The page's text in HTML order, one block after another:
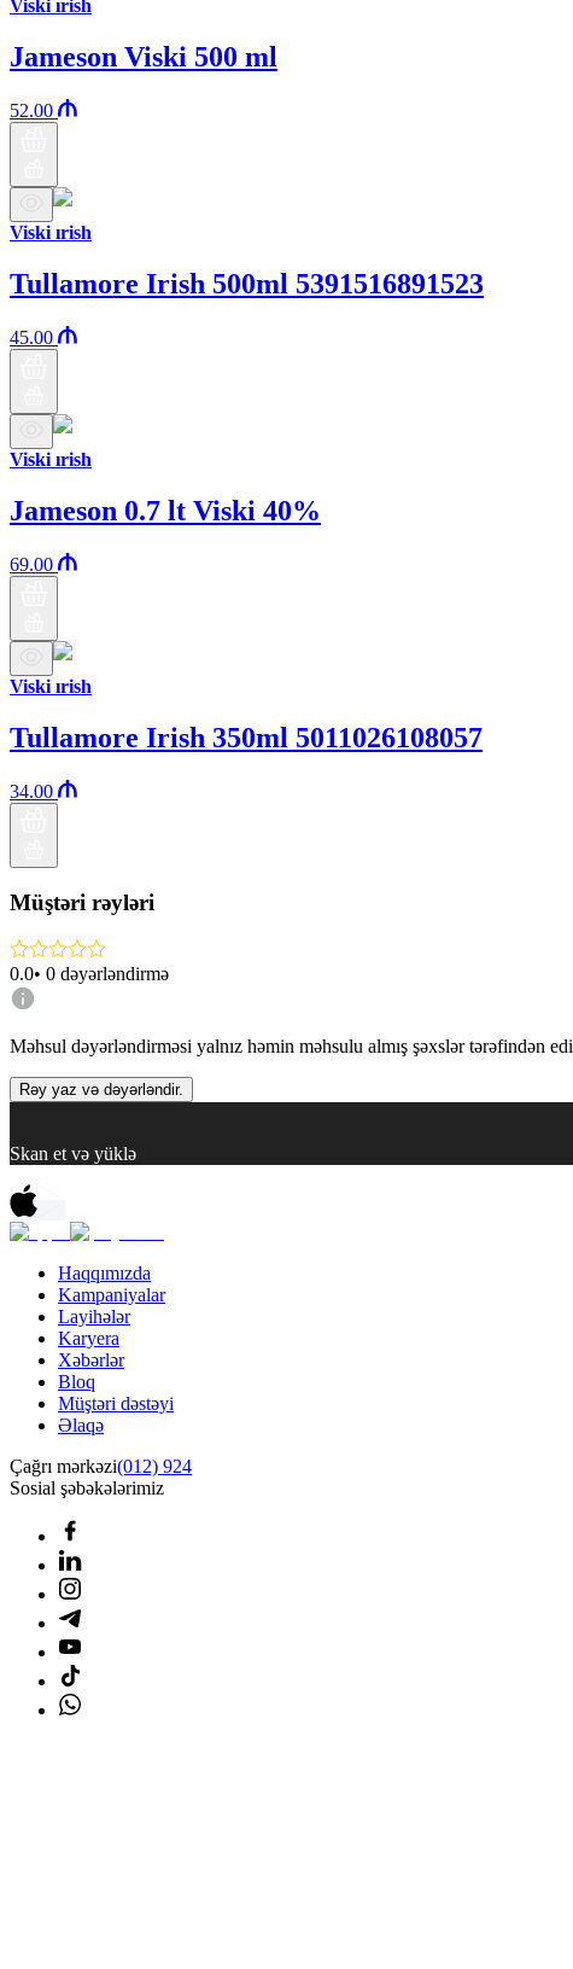
Viski ırish
Jameson Viski 500 ml
52.00
Viski ırish
Tullamore Irish 500ml 5391516891523
45.00
Viski ırish
Jameson 0.7 lt Viski 40%
69.00
Viski ırish
Tullamore Irish 350ml 5011026108057
34.00
Müştəri rəyləri
0.0• 0 dəyərləndirmə
Məhsul dəyərləndirməsi yalnız həmin məhsulu almış şəxslər tərəfindən
Rəy yaz və dəyərləndir.
Skan et və yüklə
Haqqımızda
Kampaniyalar
Layihələr
Karyera
Xəbərlər
Bloq
Müştəri dəstəyi
Əlaqə
Çağrı mərkəzi(012) 924
Sosial şəbəkələrimiz